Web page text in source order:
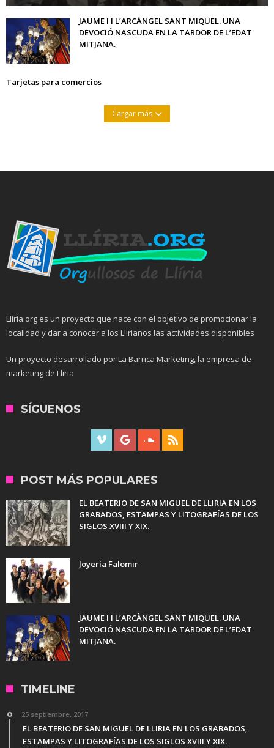
JAUME I I L’ARCÀNGEL SANT MIQUEL. UNA
DEVOCIÓ NASCUDA EN LA TARDOR DE L’EDAT
MITJANA.
Tarjetas para comercios
Cargar más
Lliria.org es un proyecto que nace con el objetivo de promocionar la
localidad y dar a conocer a los Llirianos las actividades disponibles
Un proyecto desarrollado por La Barrica Marketing, la empresa de
marketing de Lliria
SÍGUENOS
POST MÁS POPULARES
EL BEATERIO DE SAN MIGUEL DE LLIRIA EN LOS
GRABADOS, ESTAMPAS Y LITOGRAFÍAS DE LOS
SIGLOS XVIII Y XIX.
Joyería Falomir
JAUME I I L’ARCÀNGEL SANT MIQUEL. UNA
DEVOCIÓ NASCUDA EN LA TARDOR DE L’EDAT
MITJANA.
TIMELINE
25 septiembre, 2017
EL BEATERIO DE SAN MIGUEL DE LLIRIA EN LOS GRABADOS,
ESTAMPAS Y LITOGRAFÍAS DE LOS SIGLOS XVIII Y XIX.